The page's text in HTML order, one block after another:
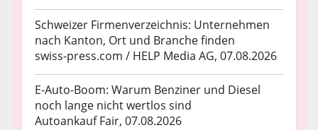
Schweizer Firmenverzeichnis: Unternehmen
nach Kanton, Ort und Branche finden
swiss-press.com / HELP Media AG, 07.08.2026
E-Auto-Boom: Warum Benziner und Diesel
noch lange nicht wertlos sind
Autoankauf Fair, 07.08.2026